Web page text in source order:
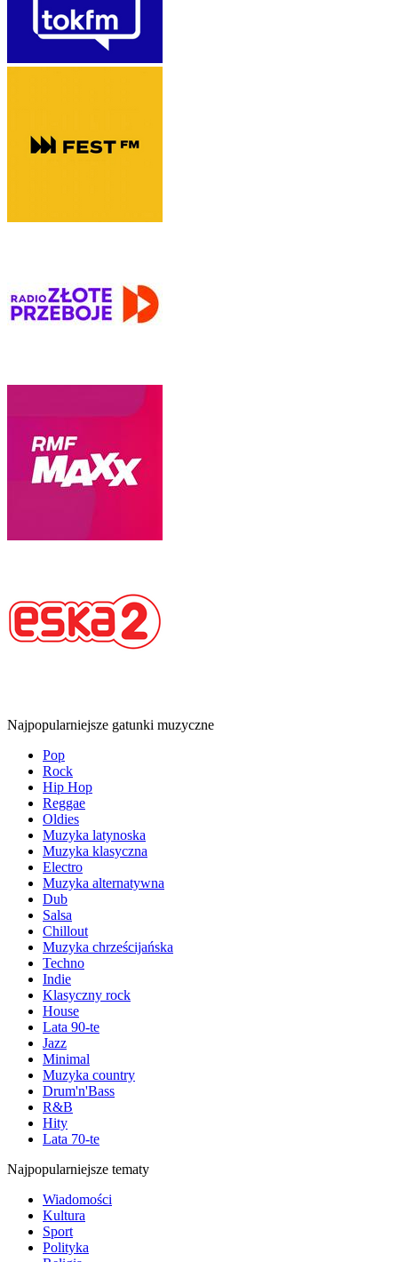
Najpopularniejsze gatunki muzyczne
Pop
Rock
Hip Hop
Reggae
Oldies
Muzyka latynoska
Muzyka klasyczna
Electro
Muzyka alternatywna
Dub
Salsa
Chillout
Muzyka chrześcijańska
Techno
Indie
Klasyczny rock
House
Lata 90-te
Jazz
Minimal
Muzyka country
Drum'n'Bass
R&B
Hity
Lata 70-te
Najpopularniejsze tematy
Wiadomości
Kultura
Sport
Polityka